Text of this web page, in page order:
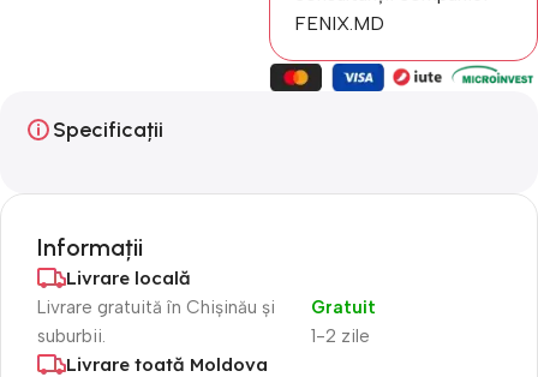
FENIX.MD
Specificații
Informații
Livrare locală
Livrare gratuită în Chișinău și
suburbii.
1-2 zile
Gratuit
Livrare toată Moldova